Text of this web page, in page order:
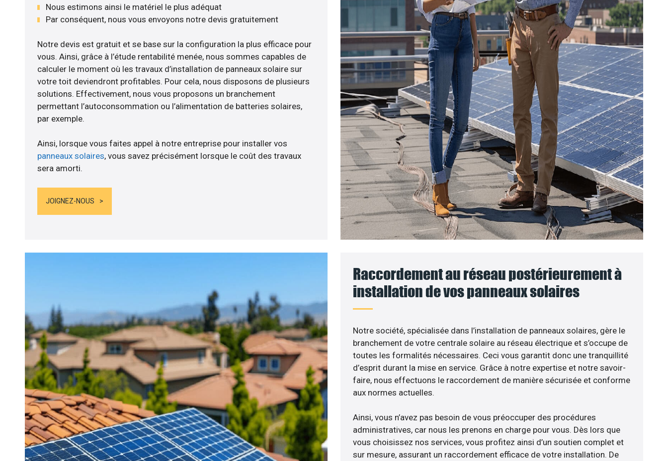
Nous estimons ainsi le matériel le plus adéquat
Par conséquent, nous vous envoyons notre devis gratuitement
Notre devis est gratuit et se base sur la configuration la plus efficace pour
vous. Ainsi, grâce à l’étude rentabilité menée, nous sommes capables de
calculer le moment où les travaux d’installation de panneaux solaire sur
votre toit deviendront profitables. Pour cela, nous disposons de plusieurs
solutions. Effectivement, nous vous proposons un branchement
permettant l’autoconsommation ou l’alimentation de batteries solaires,
par exemple.
Ainsi, lorsque vous faites appel à notre entreprise pour installer vos
panneaux solaires, vous savez précisément lorsque le coût des travaux
sera amorti.
JOIGNEZ-NOUS
Raccordement au réseau postérieurement à
installation de vos panneaux solaires
Notre société, spécialisée dans l’installation de panneaux solaires, gère le
branchement de votre centrale solaire au réseau électrique et s’occupe de
toutes les formalités nécessaires. Ceci vous garantit donc une tranquillité
d’esprit durant la mise en service. Grâce à notre expertise et notre savoir-
faire, nous effectuons le raccordement de manière sécurisée et conforme
aux normes actuelles.
Ainsi, vous n’avez pas besoin de vous préoccuper des procédures
administratives, car nous les prenons en charge pour vous. Dès lors que
vous choisissez nos services, vous profitez ainsi d’un soutien complet et
sur mesure, assurant un raccordement efficace de votre installation. De